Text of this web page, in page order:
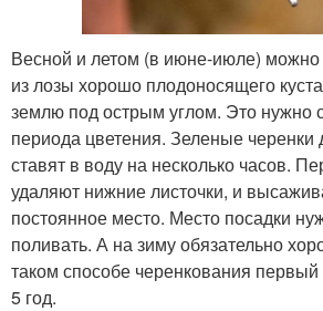
Весной и летом (в июне-июле) можно
из лозы хорошо плодоносящего
землю под острым углом. Это нужно
периода цветения. Зеленые черенки
ставят в воду на несколько часов.
удаляют нижние листочки, и
постоянное место. Место посадки
поливать. А на зиму обязательно
таком способе черенкования
5 год.